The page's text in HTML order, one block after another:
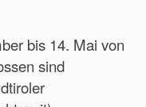
bis 14. Mai von
sind